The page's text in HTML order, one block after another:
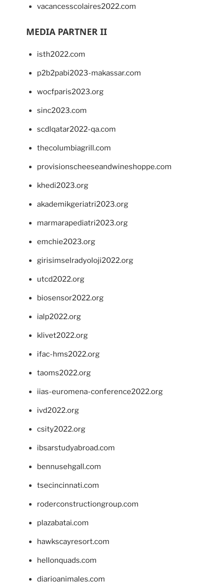
vacancesscolaires2022.com
MEDIA PARTNER II
isth2022.com
p2b2pabi2023-makassar.com
wocfparis2023.org
sinc2023.com
scdlqatar2022-qa.com
thecolumbiagrill.com
provisionscheeseandwineshoppe.com
khedi2023.org
akademikgeriatri2023.org
marmarapediatri2023.org
emchie2023.org
girisimselradyoloji2022.org
utcd2022.org
biosensor2022.org
ialp2022.org
klivet2022.org
ifac-hms2022.org
taoms2022.org
iias-euromena-conference2022.org
ivd2022.org
csity2022.org
ibsarstudyabroad.com
bennusehgall.com
tsecincinnati.com
roderconstructiongroup.com
plazabatai.com
hawkscayresort.com
hellonquads.com
diarioanimales.com